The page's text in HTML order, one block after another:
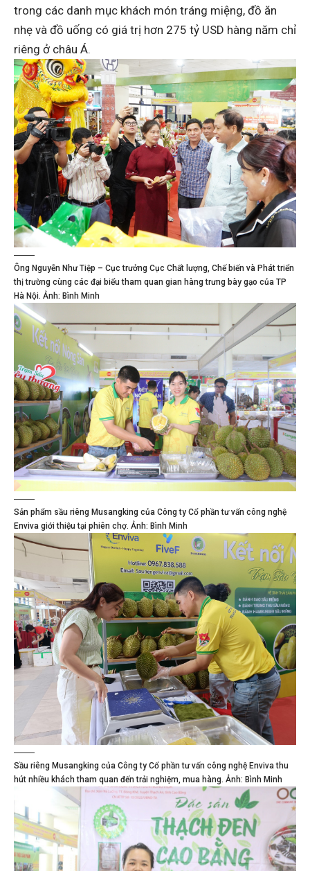
trong các danh mục khách món tráng miệng, đồ ăn
nhẹ và đồ uống có giá trị hơn 275 tỷ USD hàng năm chỉ
riêng ở châu Á.
Ông Nguyễn Như Tiệp – Cục trưởng Cục Chất lượng, Chế biến và Phát triển
thị trường cùng các đại biểu tham quan gian hàng trưng bày gạo của TP
Hà Nội. Ảnh: Bình Minh
Sản phẩm sầu riêng Musangking của Công ty Cổ phần tư vấn công nghệ
Enviva giới thiệu tại phiên chợ. Ảnh: Bình Minh
Sầu riêng Musangking của Công ty Cổ phần tư vấn công nghệ Enviva thu
hút nhiều khách tham quan đến trải nghiệm, mua hàng. Ảnh: Bình Minh